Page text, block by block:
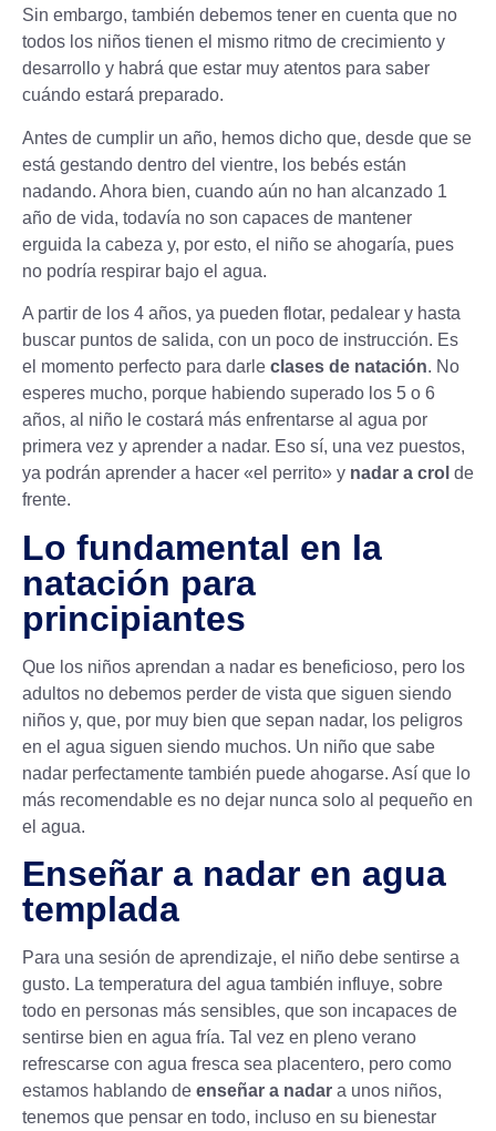
Sin embargo, también debemos tener en cuenta que no
todos los niños tienen el mismo ritmo de crecimiento y
desarrollo y habrá que estar muy atentos para saber
cuándo estará preparado.
Antes de cumplir un año, hemos dicho que, desde que se
está gestando dentro del vientre, los bebés están
nadando. Ahora bien, cuando aún no han alcanzado 1
año de vida, todavía no son capaces de mantener
erguida la cabeza y, por esto, el niño se ahogaría, pues
no podría respirar bajo el agua.
A partir de los 4 años, ya pueden flotar, pedalear y hasta
buscar puntos de salida, con un poco de instrucción. Es
el momento perfecto para darle clases de natación. No
esperes mucho, porque habiendo superado los 5 o 6
años, al niño le costará más enfrentarse al agua por
primera vez y aprender a nadar. Eso sí, una vez puestos,
ya podrán aprender a hacer «el perrito» y nadar a crol de
frente.
Lo fundamental en la
natación para
principiantes
Que los niños aprendan a nadar es beneficioso, pero los
adultos no debemos perder de vista que siguen siendo
niños y, que, por muy bien que sepan nadar, los peligros
en el agua siguen siendo muchos. Un niño que sabe
nadar perfectamente también puede ahogarse. Así que lo
más recomendable es no dejar nunca solo al pequeño en
el agua.
Enseñar a nadar en agua
templada
Para una sesión de aprendizaje, el niño debe sentirse a
gusto. La temperatura del agua también influye, sobre
todo en personas más sensibles, que son incapaces de
sentirse bien en agua fría. Tal vez en pleno verano
refrescarse con agua fresca sea placentero, pero como
estamos hablando de enseñar a nadar a unos niños,
tenemos que pensar en todo, incluso en su bienestar